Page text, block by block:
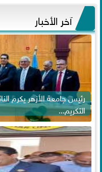
آخر الأخبار
رئيس جامعة الأزهر يكرم
التكريم...